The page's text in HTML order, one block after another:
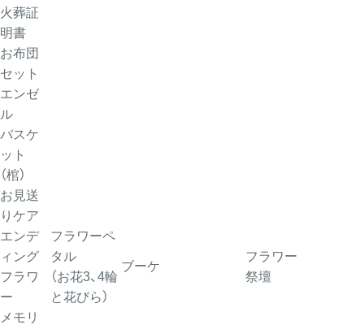
火葬証
明書
お布団
セット
エンゼ
ル
バスケ
ット
（棺）
お見送
りケア
エンデ
ィング
フラワ
ー
フラワーペ
タル
（お花3、4輪
と花びら）
ブーケ
フラワー
祭壇
メモリ